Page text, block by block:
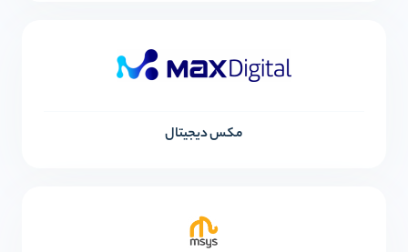
مکس دیجیتال